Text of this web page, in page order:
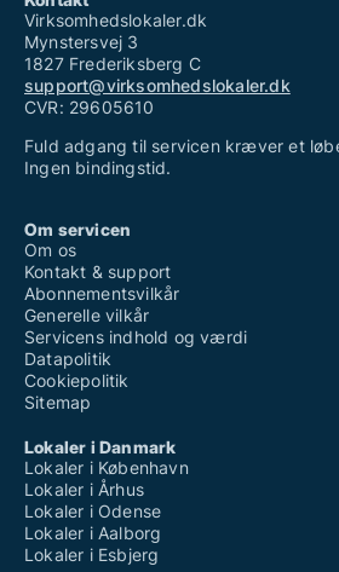
Virksomhedslokaler.dk
Mynstersvej 3
1827 Frederiksberg C
support@virksomhedslokaler.dk
CVR: 29605610
Fuld adgang til servicen kræver et
Ingen bindingstid.
Om servicen
Om os
Kontakt & support
Abonnementsvilkår
Generelle vilkår
Servicens indhold og værdi
Datapolitik
Cookiepolitik
Sitemap
Lokaler i Danmark
Lokaler i København
Lokaler i Århus
Lokaler i Odense
Lokaler i Aalborg
Lokaler i Esbjerg